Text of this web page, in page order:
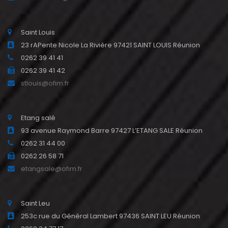
Saint Louis
23 rAPente Nicole La Rivière 97421 SAINT LOUIS Réunion
0262 39 41 41
0262 39 41 42
stlouis@ofim.fr
Etang salé
93 avenue Raymond Barre 97427 L’ETANG SALE Réunion
0262 31 44 00
0262 26 58 71
etangsale@ofim.fr
Saint Leu
253c rue du Général Lambert 97436 SAINT LEU Réunion